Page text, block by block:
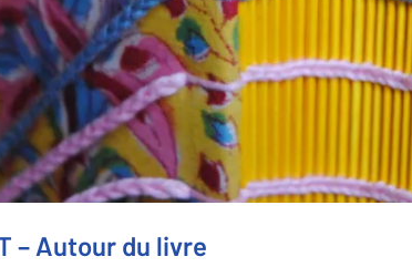
– Autour du livre